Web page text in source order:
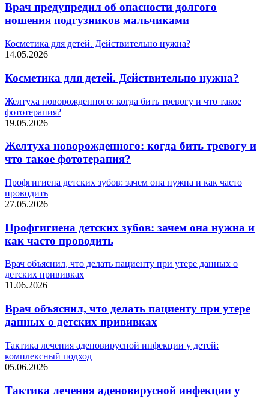
Врач предупредил об опасности долгого
ношения подгузников мальчиками
Косметика для детей. Действительно нужна?
14.05.2026
Косметика для детей. Действительно нужна?
Желтуха новорожденного: когда бить тревогу и что такое
фототерапия?
19.05.2026
Желтуха новорожденного: когда бить тревогу и
что такое фототерапия?
Профгигиена детских зубов: зачем она нужна и как часто
проводить
27.05.2026
Профгигиена детских зубов: зачем она нужна и
как часто проводить
Врач объяснил, что делать пациенту при утере данных о
детских прививках
11.06.2026
Врач объяснил, что делать пациенту при утере
данных о детских прививках
Тактика лечения аденовирусной инфекции у детей:
комплексный подход
05.06.2026
Тактика лечения аденовирусной инфекции у